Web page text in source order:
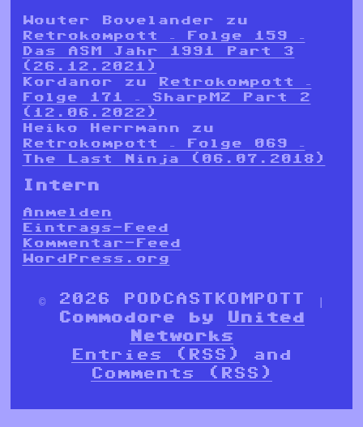
Wouter Bovelander zu
Retrokompott – Folge 159 –
Das ASM Jahr 1991 Part 3
(26.12.2021)
Kordanor zu
Retrokompott –
Folge 171 – SharpMZ Part 2
(12.06.2022)
Heiko Herrmann zu
Retrokompott – Folge 069 –
The Last Ninja (06.07.2018)
Intern
Anmelden
Eintrags-Feed
Kommentar-Feed
WordPress.org
© 2026 PODCASTKOMPOTT |
Commodore by
United
Networks
Entries (RSS)
and
Comments (RSS)